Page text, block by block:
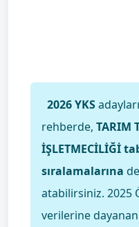
2026 YKS
rehberde, TARIM
İŞLETMECİLİĞİ
sıralamalarına
atabilirsiniz. 2025
verilerine